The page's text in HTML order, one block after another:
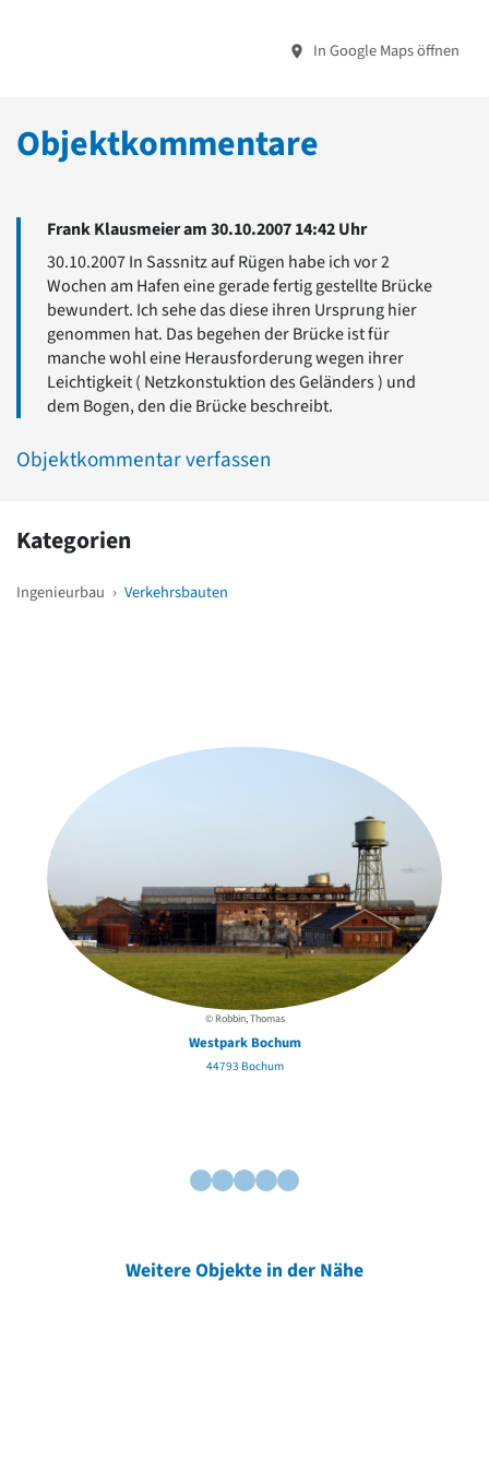
In Google Maps öffnen
Objektkommentare
Frank Klausmeier am 30.10.2007 14:42 Uhr
30.10.2007 In Sassnitz auf Rügen habe ich vor 2
Wochen am Hafen eine gerade fertig gestellte Brücke
bewundert. Ich sehe das diese ihren Ursprung hier
genommen hat. Das begehen der Brücke ist für
manche wohl eine Herausforderung wegen ihrer
Leichtigkeit ( Netzkonstuktion des Geländers ) und
dem Bogen, den die Brücke beschreibt.
Objektkommentar verfassen
Kategorien
Ingenieurbau › Verkehrsbauten
© Robbin, Thomas
Westpark Bochum
44793 Bochum
Weitere Objekte in der Nähe